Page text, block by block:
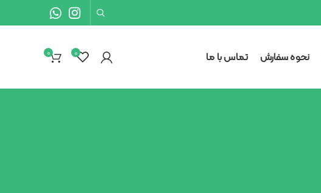
نحوه سفارش تماس با ما 0
0